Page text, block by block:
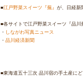
■江戸野菜スイーツ『蕪』 が、日経新
■各サイトで江戸野菜スイーツ『品川
・ しながわ写真ニュース
・ 品川経済新聞
■東海道五十三次 品川宿の手土産にど